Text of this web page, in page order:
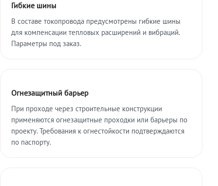
Гибкие шины
В составе токопровода предусмотрены гибкие шины
для компенсации тепловых расширений и вибраций.
Параметры под заказ.
Огнезащитный барьер
При проходе через строительные конструкции
применяются огнезащитные проходки или барьеры по
проекту. Требования к огнестойкости подтверждаются
по паспорту.